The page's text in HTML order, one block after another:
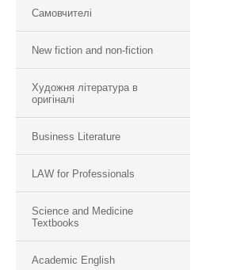
Самовчителі
New fiction and non-fiction
Художня література в
оригіналі
Business Literature
LAW for Professionals
Science and Medicine
Textbooks
Academic English